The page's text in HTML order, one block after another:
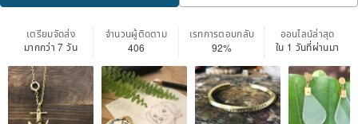
เตรียมจัดส่ง
มากกว่า 7 วัน
จำนวนผู้ติดตาม
406
เรทการตอบกลับ
92%
ออนไลน์ล่าสุด
ใน 1 วันที่ผ่านมา